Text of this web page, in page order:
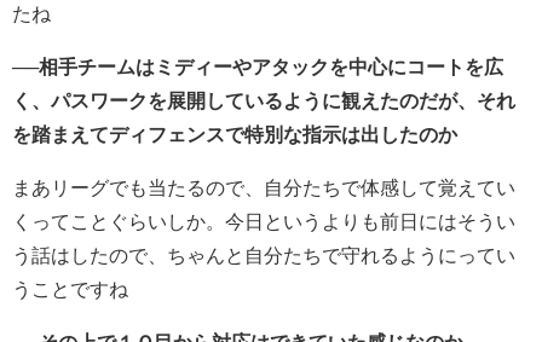
たね
──相手チームはミディーやアタックを中心にコートを広
く、パスワークを展開しているように観えたのだが、それ
を踏まえてディフェンスで特別な指示は出したのか
まあリーグでも当たるので、自分たちで体感して覚えてい
くってことぐらいしか。今日というよりも前日にはそうい
う話はしたので、ちゃんと自分たちで守れるようにってい
うことですね